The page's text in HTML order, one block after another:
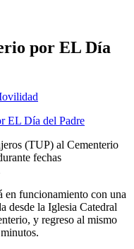
por EL Día
(TUP) al Cementerio
fechas
en funcionamiento con una
desde la Iglesia Catedral
y regreso al mismo